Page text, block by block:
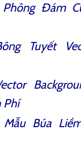
Phông Đám
Tuyết
Búa